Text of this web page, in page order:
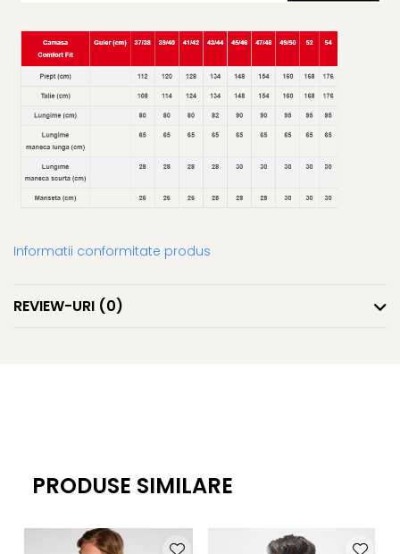
Informatii conformitate produs
REVIEW-URI (0)
PRODUSE SIMILARE